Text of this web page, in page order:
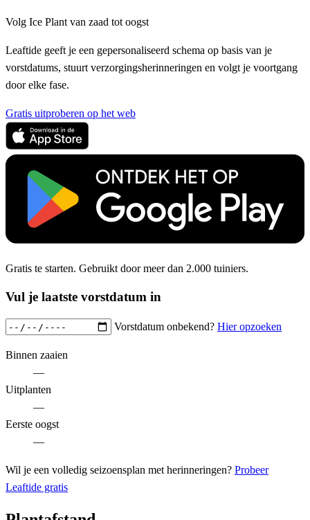
Volg Ice Plant van zaad tot oogst
Leaftide geeft je een gepersonaliseerd schema op basis van je
vorstdatums, stuurt verzorgingsherinneringen en volgt je voortgang
door elke fase.
Gratis uitproberen op het web
Gratis te starten. Gebruikt door meer dan 2.000 tuiniers.
Vul je laatste vorstdatum in
Vorstdatum onbekend? Hier opzoeken
Binnen zaaien
—
Uitplanten
—
Eerste oogst
—
Wil je een volledig seizoensplan met herinneringen? Probeer
Leaftide gratis